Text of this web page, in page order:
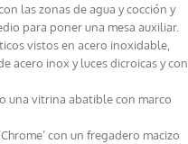
las zonas de agua y cocción y
para poner una mesa auxiliar.
vistos en acero inoxidable,
acero inox y luces dicroicas y con
una vitrina abatible con marco
con un fregadero macizo